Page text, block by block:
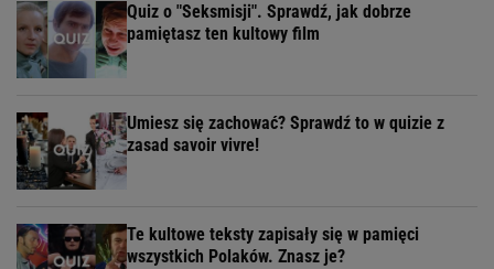
Quiz o "Seksmisji". Sprawdź, jak dobrze
pamiętasz ten kultowy film
Umiesz się zachować? Sprawdź to w quizie z
zasad savoir vivre!
Te kultowe teksty zapisały się w pamięci
wszystkich Polaków. Znasz je?